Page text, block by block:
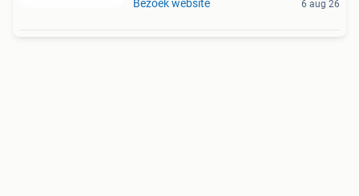
Bezoek website
6 aug 26